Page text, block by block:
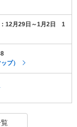
12月29日～1月2日 1
プ）